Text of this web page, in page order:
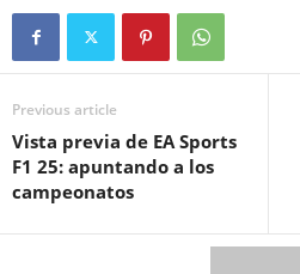
Previous article
Vista previa de EA Sports
F1 25: apuntando a los
campeonatos